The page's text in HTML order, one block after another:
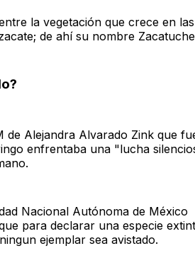
la vegetación que crece en las
de ahí su nombre
Alejandra Alvarado Zink que
enfrentaba una "lucha
Nacional Autónoma de México
para declarar una especie
ejemplar sea avistado.